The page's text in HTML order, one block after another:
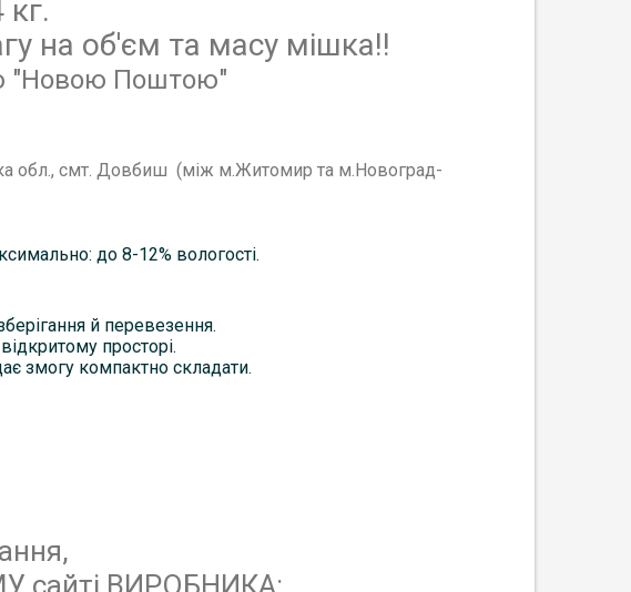
на об'єм та масу мішка!!
"Новою Поштою"
обл., смт. Довбиш (між м.Житомир та м.Новоград-
до 8-12% вологості.
й перевезення.
просторі.
змогу компактно складати.
сайті ВИРОБНИКА: